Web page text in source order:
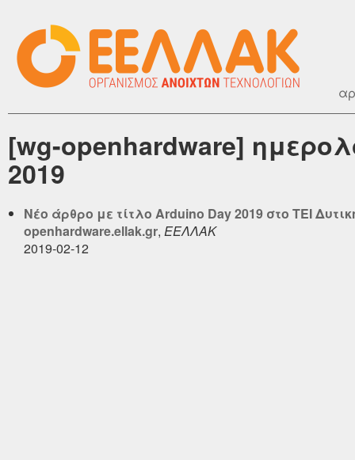
[wg-openhardware]
2019
Νέο άρθρο με τίτλο Arduino Day 2019 στο ΤΕΙ
openhardware.ellak.gr, ΕΕΛΛΑΚ
2019-02-12